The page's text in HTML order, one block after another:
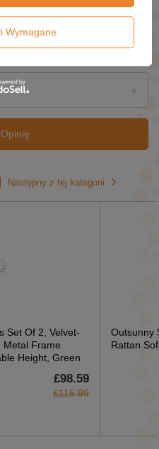
Set Of 2, Velvet-
Metal Frame
Height, Green
£98.59
£115.99
Outsunny
Rattan
Następny z tej kategorii
Wymagane